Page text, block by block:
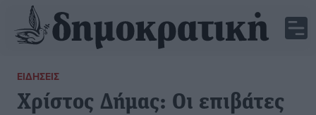
ΕΙΔΉΣΕΙΣ
Χρίστος Δήμας: Οι επιβάτες